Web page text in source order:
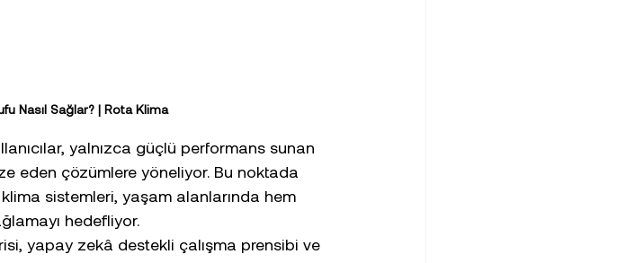
Nasıl Sağlar? | Rota Klima
yalnızca güçlü performans sunan
eden çözümlere yöneliyor. Bu noktada
sistemleri, yaşam alanlarında hem
hedefliyor.
yapay zekâ destekli çalışma prensibi ve